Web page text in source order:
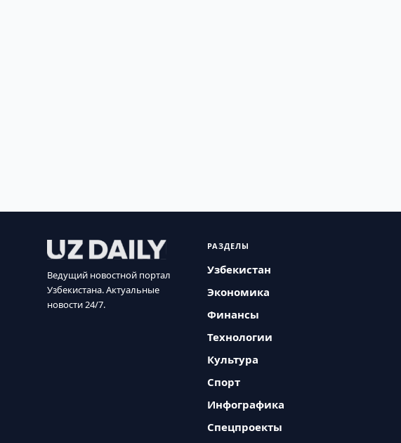
Ведущий новостной портал
Узбекистана. Актуальные
новости 24/7.
РАЗДЕЛЫ
Узбекистан
Экономика
Финансы
Технологии
Культура
Спорт
Инфографика
Спецпроекты